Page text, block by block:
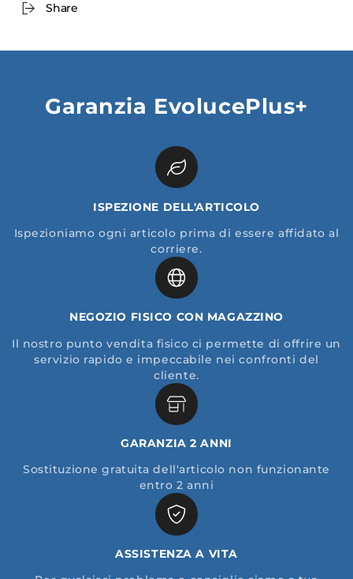
Share
Garanzia EvolucePlus+
ISPEZIONE DELL'ARTICOLO
Ispezioniamo ogni articolo prima di essere affidato al
corriere.
NEGOZIO FISICO CON MAGAZZINO
Il nostro punto vendita fisico ci permette di offrire un
servizio rapido e impeccabile nei confronti del
cliente.
GARANZIA 2 ANNI
Sostituzione gratuita dell'articolo non funzionante
entro 2 anni
ASSISTENZA A VITA